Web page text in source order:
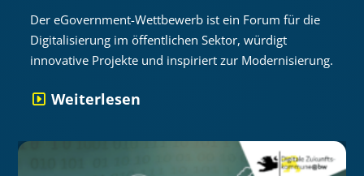
Der eGovernment-Wettbewerb ist ein Forum für die
Digitalisierung im öffentlichen Sektor, würdigt
innovative Projekte und inspiriert zur Modernisierung.
Weiterlesen